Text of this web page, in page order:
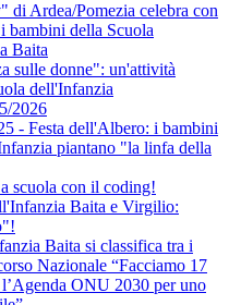
di Ardea/Pomezia celebra con
bambini della Scuola
Baita
sulle donne": un'attività
dell'Infanzia
2026
- Festa dell'Albero: i bambini
piantano "la linfa della
scuola con il coding!
Baita e Virgilio:
Baita si classifica tra i
Nazionale “Facciamo 17
ONU 2030 per uno